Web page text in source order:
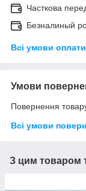
Часткова
Безналиный
Всі умови оплати
Умови
Повернення
Всі умови
З цим товаром